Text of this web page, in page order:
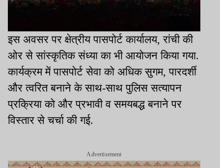
इस अवसर पर क्षेत्रीय पासपोर्ट कार्यालय, रांची की
ओर से सांस्कृतिक संध्या का भी आयोजन किया गया.
कार्यक्रम में पासपोर्ट सेवा को अधिक सुगम, पारदर्शी
और त्वरित बनाने के साथ-साथ पुलिस सत्यापन
प्रक्रिया को और प्रभावी व समयबद्ध बनाने पर
विस्तार से चर्चा की गई.
Advertisement